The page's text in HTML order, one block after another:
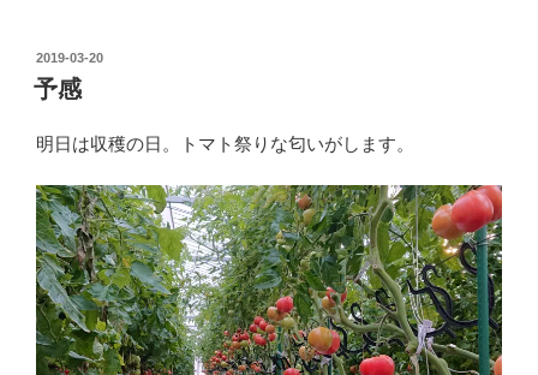
投
稿
日:
2019-03-20
予感
明日は収穫の日。トマト祭りな匂いがします。